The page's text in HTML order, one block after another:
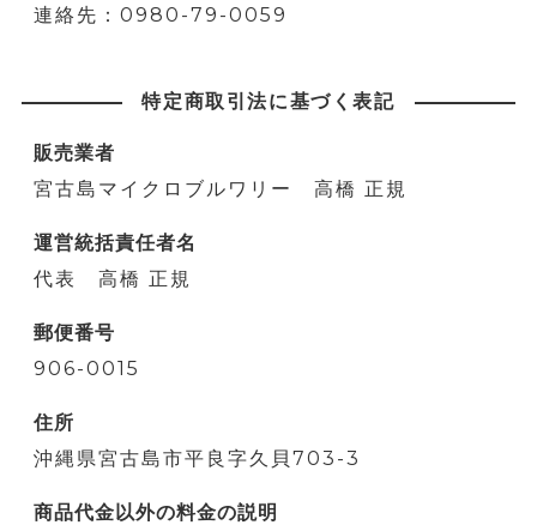
連絡先：0980-79-0059
特定商取引法に基づく表記
販売業者
宮古島マイクロブルワリー 高橋 正規
運営統括責任者名
代表 高橋 正規
郵便番号
906-0015
住所
沖縄県宮古島市平良字久貝703-3
商品代金以外の料金の説明